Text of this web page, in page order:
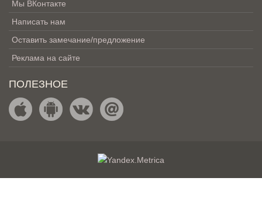
Мы ВКонтакте
Написать нам
Оставить замечание/предложение
Реклама на сайте
ПОЛЕЗНОЕ